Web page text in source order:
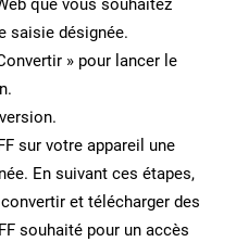
que vous souhaitez
saisie désignée.
» pour lancer le
sur votre appareil une
En suivant ces étapes,
et télécharger des
souhaité pour un accès